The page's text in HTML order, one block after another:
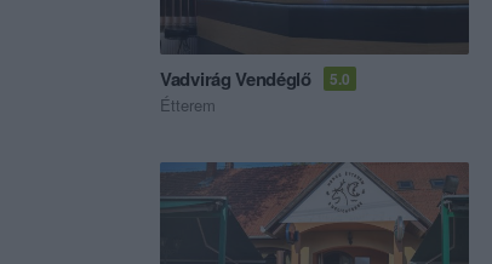
Vadvirág Vendéglő 5.0
Étterem